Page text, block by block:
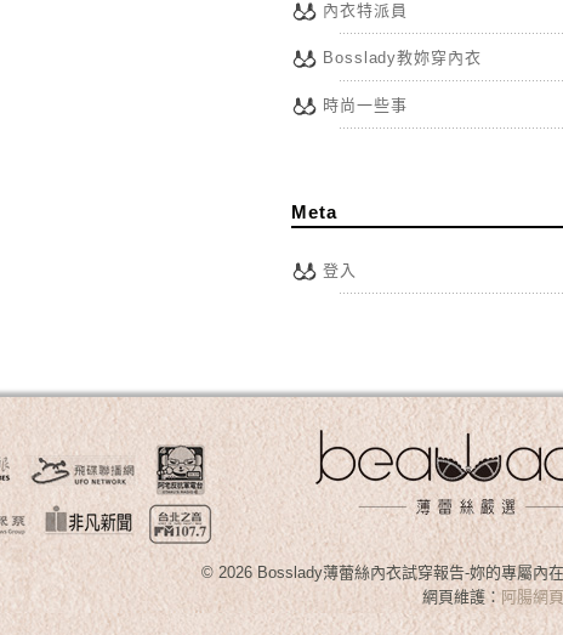
內衣特派員
Bosslady教妳穿內衣
時尚一些事
Meta
登入
© 2026 Bosslady薄蕾絲內衣試穿報告-妳的專屬內
網頁維護： 阿腸網